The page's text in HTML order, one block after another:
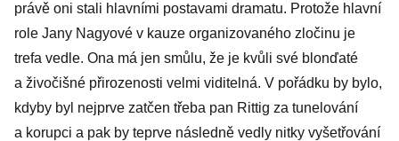
právě oni stali hlavními postavami dramatu. Protože hlavní
role Jany Nagyové v kauze organizovaného zločinu je
trefa vedle. Ona má jen smůlu, že je kvůli své blonďaté
a živočišné přirozenosti velmi viditelná. V pořádku by bylo,
kdyby byl nejprve zatčen třeba pan Rittig za tunelování
a korupci a pak by teprve následně vedly nitky vyšetřování